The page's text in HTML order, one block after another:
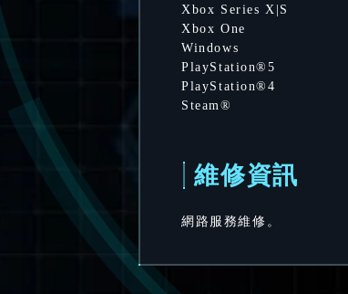
Xbox Series X|S
Xbox One
Windows
PlayStation®5
PlayStation®4
Steam®
維修資訊
網路服務維修。